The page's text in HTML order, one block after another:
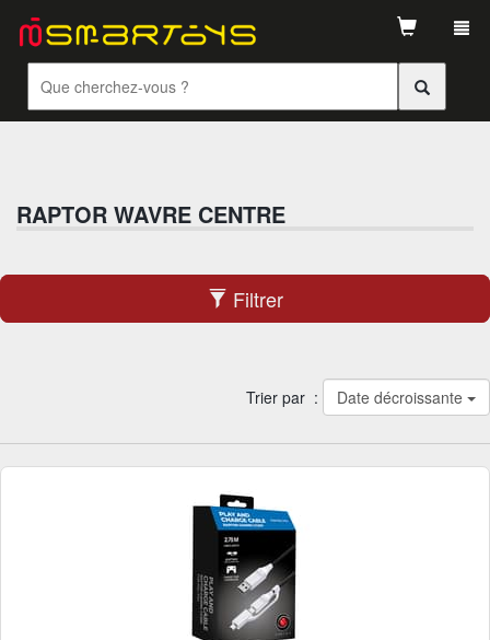
RAPTOR WAVRE CENTRE
Filtrer
Trier par : Date décroissante